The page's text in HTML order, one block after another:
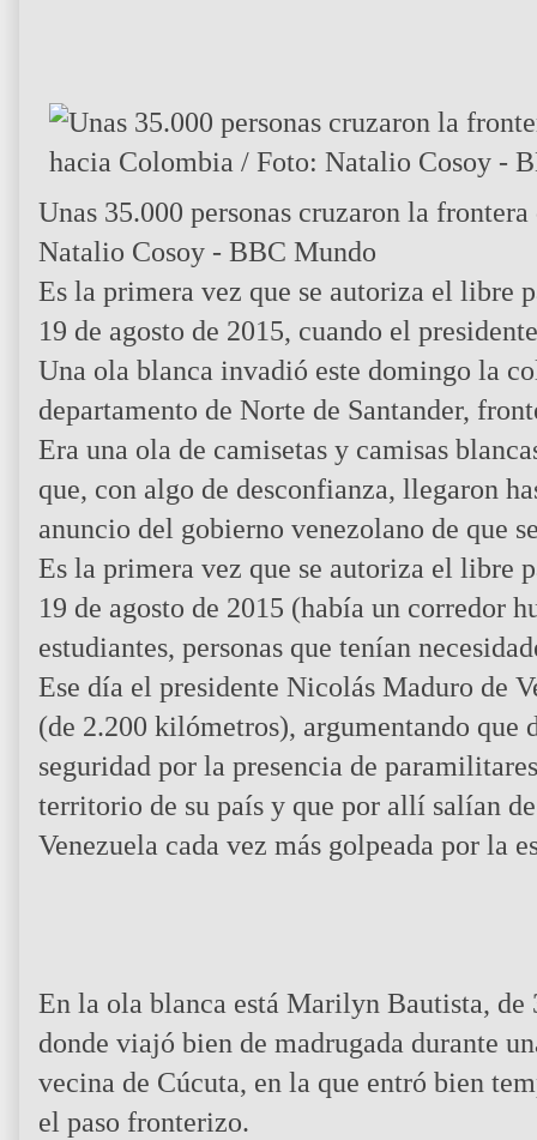
Unas 35.000 personas cruzaron la
Natalio Cosoy - BBC Mundo
Es la primera vez que se autoriza el libre
19 de agosto de 2015, cuando el
Una ola blanca invadió este domingo la
departamento de Norte de Santander,
Era una ola de camisetas y camisas
que, con algo de desconfianza, llegaron
anuncio del gobierno venezolano de que
Es la primera vez que se autoriza el libre
19 de agosto de 2015 (había un corredor
estudiantes, personas que tenían
Ese día el presidente Nicolás Maduro de
(de 2.200 kilómetros), argumentando
seguridad por la presencia de
territorio de su país y que por allí salían
Venezuela cada vez más golpeada por la
En la ola blanca está Marilyn Bautista, de
donde viajó bien de madrugada durante
vecina de Cúcuta, en la que entró bien
el paso fronterizo.